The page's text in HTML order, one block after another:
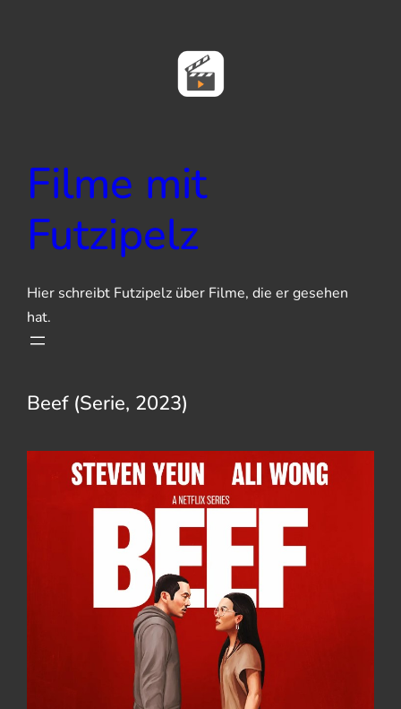
Filme mit
Futzipelz
Hier schreibt Futzipelz über Filme, die er gesehen
hat.
Beef (Serie, 2023)